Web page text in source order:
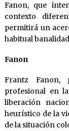
Fanon, que
contexto
permitirá un
habitual
Fanon
Frantz Fanon,
profesional en
liberación
heurístico de la
de la situación